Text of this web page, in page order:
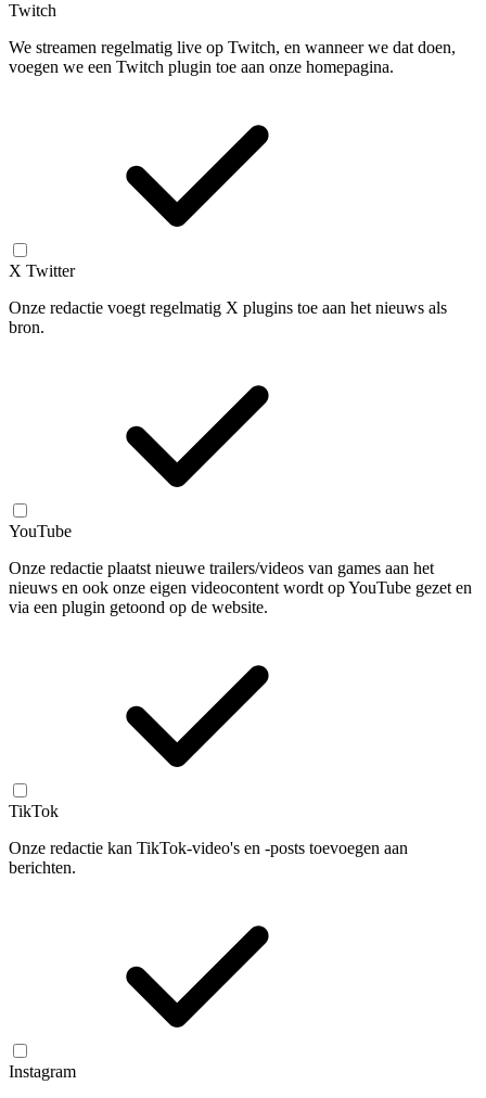
Twitch
We streamen regelmatig live op Twitch, en wanneer we dat doen,
voegen we een Twitch plugin toe aan onze homepagina.
X Twitter
Onze redactie voegt regelmatig X plugins toe aan het nieuws als
bron.
YouTube
Onze redactie plaatst nieuwe trailers/videos van games aan het
nieuws en ook onze eigen videocontent wordt op YouTube gezet en
via een plugin getoond op de website.
TikTok
Onze redactie kan TikTok-video's en -posts toevoegen aan
berichten.
Instagram